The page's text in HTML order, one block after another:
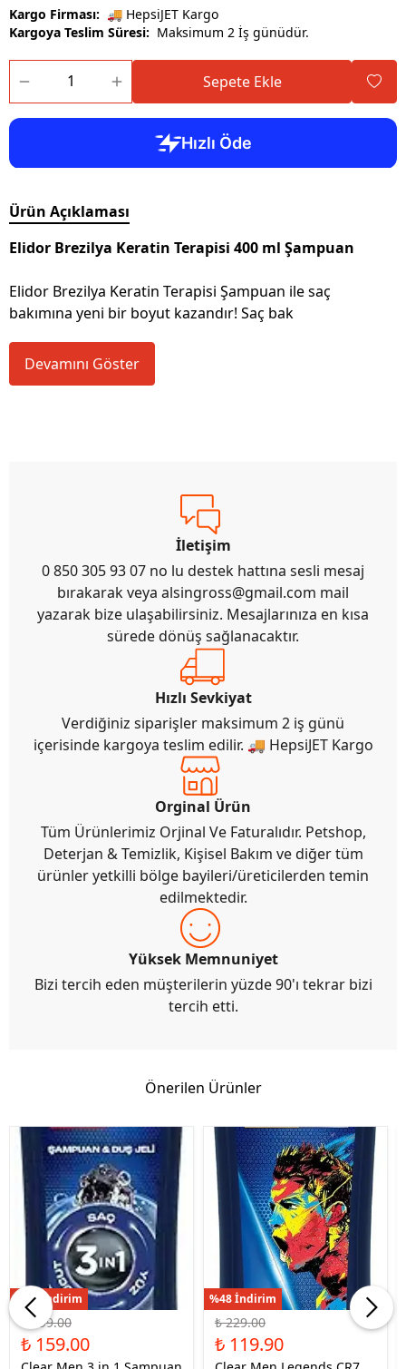
Kargo Firması: 🚚 HepsiJET Kargo
Kargoya Teslim Süresi: Maksimum 2 İş günüdür.
Sepete Ekle
Ürün Açıklaması
Elidor Brezilya Keratin Terapisi 400 ml Şampuan
Elidor Brezilya Keratin Terapisi Şampuan ile saç
bakımına yeni bir boyut kazandır! Saç bak
Devamını Göster
İletişim
0 850 305 93 07 no lu destek hattına sesli mesaj
bırakarak veya alsingross@gmail.com mail
yazarak bize ulaşabilirsiniz. Mesajlarınıza en kısa
sürede dönüş sağlanacaktır.
Hızlı Sevkiyat
Verdiğiniz siparişler maksimum 2 iş günü
içerisinde kargoya teslim edilir. 🚚 HepsiJET Kargo
Orginal Ürün
Tüm Ürünlerimiz Orjinal Ve Faturalıdır. Petshop,
Deterjan & Temizlik, Kişisel Bakım ve diğer tüm
ürünler yetkilli bölge bayileri/üreticilerden temin
edilmektedir.
Yüksek Memnuniyet
Bizi tercih eden müşterilerin yüzde 90'ı tekrar bizi
tercih etti.
Önerilen Ürünler
%47 İndirim
₺ 299.00
₺ 159.00
%48 İndirim
₺ 229.00
₺ 119.90